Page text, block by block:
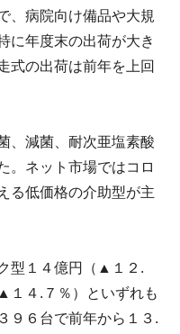
、病院向け備品や大規
に年度末の出荷が大き
式の出荷は前年を上回
、減菌、耐次亜塩素酸
。ネット市場ではコロ
る低価格の介助型が主
型１４億円（▲１２.
１４.７％）といずれも
９６台で前年から１３.